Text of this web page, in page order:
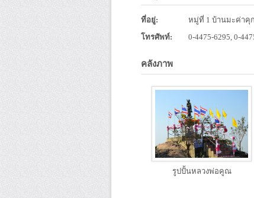
ที่อยู่:
หมู่ที่ 1 บ้านมะค่าคุ
โทรศัพท์:
0-4475-6295, 0-
คลังภาพ
รูปปั้นหลวงพ่อคูณ